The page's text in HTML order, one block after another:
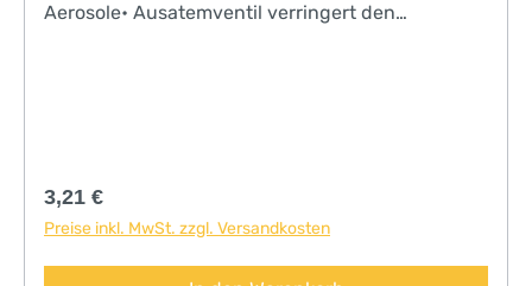
Aerosole• Ausatemventil verringert den
Regulärer Preis:
3,21 €
Preise inkl. MwSt. zzgl. Versandkosten